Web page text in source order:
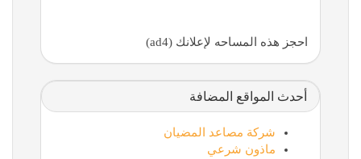
احجز هذه المساحه لإعلانك (ad4)
أحدث المواقع المضافة
شركة مصاعد المضيان
ماذون شرعي